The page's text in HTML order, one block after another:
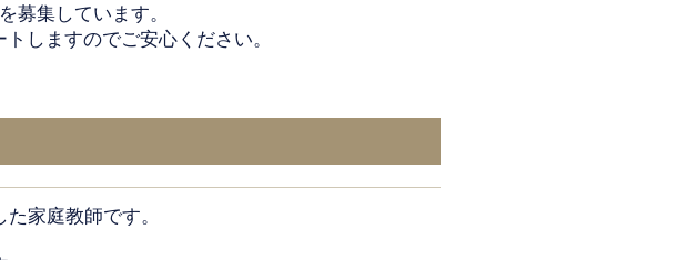
募集しています。
しますのでご安心ください。
家庭教師です。